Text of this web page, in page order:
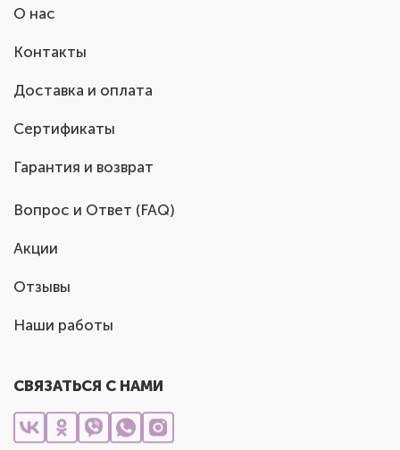
О нас
Контакты
Доставка и оплата
Сертификаты
Гарантия и возврат
Вопрос и Ответ (FAQ)
Акции
Отзывы
Наши работы
СВЯЗАТЬСЯ С НАМИ